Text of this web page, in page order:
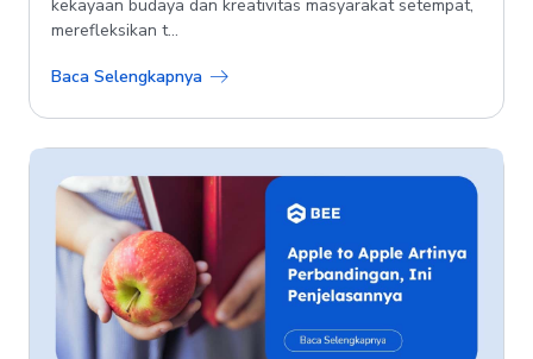
kekayaan budaya dan kreativitas masyarakat setempat,
merefleksikan t...
Baca Selengkapnya